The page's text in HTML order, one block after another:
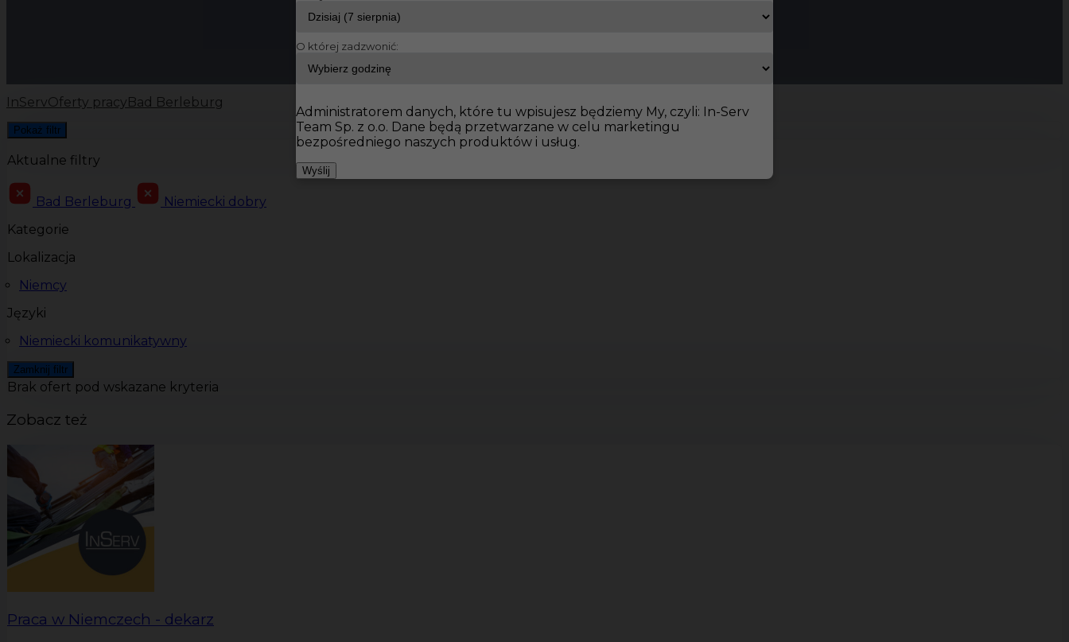
InServOferty pracy Bad Berleburg
Pokaż filtr
Aktualne filtry
Bad Berleburg
Niemiecki dobry
Kategorie
Lokalizacja
Niemcy
Języki
Niemiecki komunikatywny
Zamknij filtr
Brak ofert pod wskazane kryteria
Zobacz też
Praca w Niemczech - dekarz
O której zadzwonić:
Administratorem danych, które tu wpisujesz będziemy My, czyli: In-Serv
Team Sp. z o.o. Dane będą przetwarzane w celu marketingu
bezpośredniego naszych produktów i usług.
Wyślij